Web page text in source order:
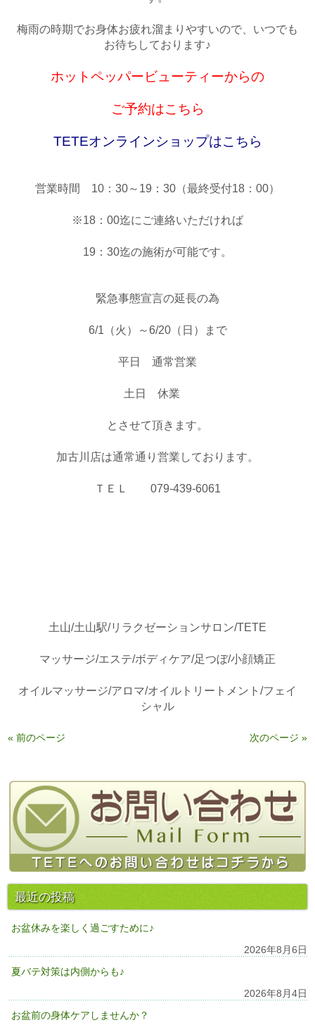
梅雨の時期でお身体お疲れ溜まりやすいので、いつでも
お待ちしております♪
ホットペッパービューティーからの
ご予約はこちら
TETEオンラインショップはこちら
営業時間 10：30～19：30（最終受付18：00）
※18：00迄にご連絡いただければ
19：30迄の施術が可能です。
緊急事態宣言の延長の為
6/1（火）～6/20（日）まで
平日 通常営業
土日 休業
とさせて頂きます。
加古川店は通常通り営業しております。
ＴＥＬ 079-439-6061
土山/土山駅/リラクゼーションサロン/TETE
マッサージ/エステ/ボディケア/足つぼ/小顔矯正
オイルマッサージ/アロマ/オイルトリートメント/フェイ
シャル
« 前のページ 次のページ »
最近の投稿
お盆休みを楽しく過ごすために♪
2026年8月6日
夏バテ対策は内側からも♪
2026年8月4日
お盆前の身体ケアしませんか？